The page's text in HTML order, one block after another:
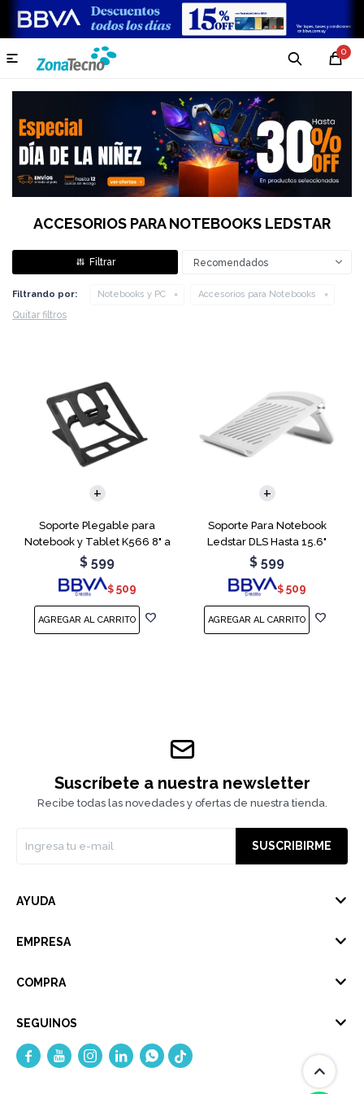
0

ACCESORIOS PARA NOTEBOOKS LEDSTAR
Recomendados
Filtrando por: Notebooks y PC Accesorios para Notebooks
Quitar filtros
Soporte Plegable para
Notebook y Tablet K566 8" a
15.6"
$ 599
$ 509
Soporte Para Notebook
Ledstar DLS Hasta 15.6"
$ 599
$ 509
Suscríbete a nuestra newsletter
Recibe todas las novedades y ofertas de nuestra tienda.
SUSCRIBIRME
AYUDA
EMPRESA
COMPRA
SEGUINOS
    